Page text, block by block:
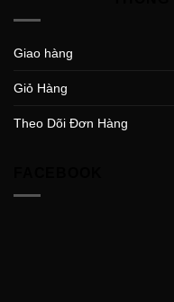
Giao hàng
Giỏ Hàng
Theo Dõi Đơn Hàng